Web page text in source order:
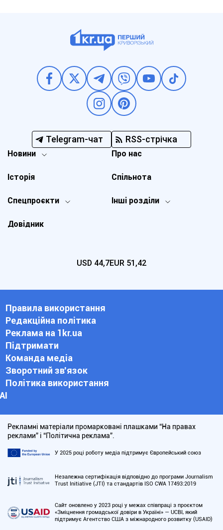
Telegram-чат RSS-стрічка
Новини
Спецпроєкти Інші розділи
Історія
Про нас
Довідник
Спільнота
USD 44,7EUR 51,42
Правила використання
Редакційна політика
Реклама на 1kr.ua
Підтримати
Команда медіа
Зворотний зв'язок
Політика використання
АІ
Рекламні матеріали промарковані плашками “На правах
реклами” і “Політична реклама”.
У 2025 році роботу медіа підтримує Європейський союз
Незалежна сертифікація відповідно до програми Journalism
Trust Initiative (JTI) та стандартів ISO CWA 17493:2019
Сайт оновлено у 2023 році у межах співпраці з проєктом
«Зміцнення громадської довіри в Україні» — UCBI, який
підтримує Агентство США з міжнародного розвитку (USAID)